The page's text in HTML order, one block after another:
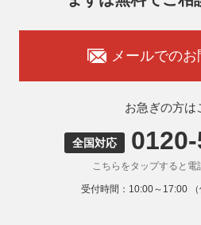
は、適切なサービスをご提供でき
弊社ウェブサイトでは、利用者が
状況の分析のためにCookieを利用
る個人情報の取得はしていません
9. 外国にある第三者への提供
お客様の個人情報を下記海外の個
る場合があります。
提供先の所在国の名称：アメリカ
当該外国における個人情報の保護
メールでの
お急ぎの方は
全国対応
こちらをタップすると電
受付時間：10:00～17:00 （